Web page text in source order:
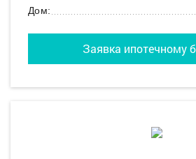
Дом:
Заявка ипотечному